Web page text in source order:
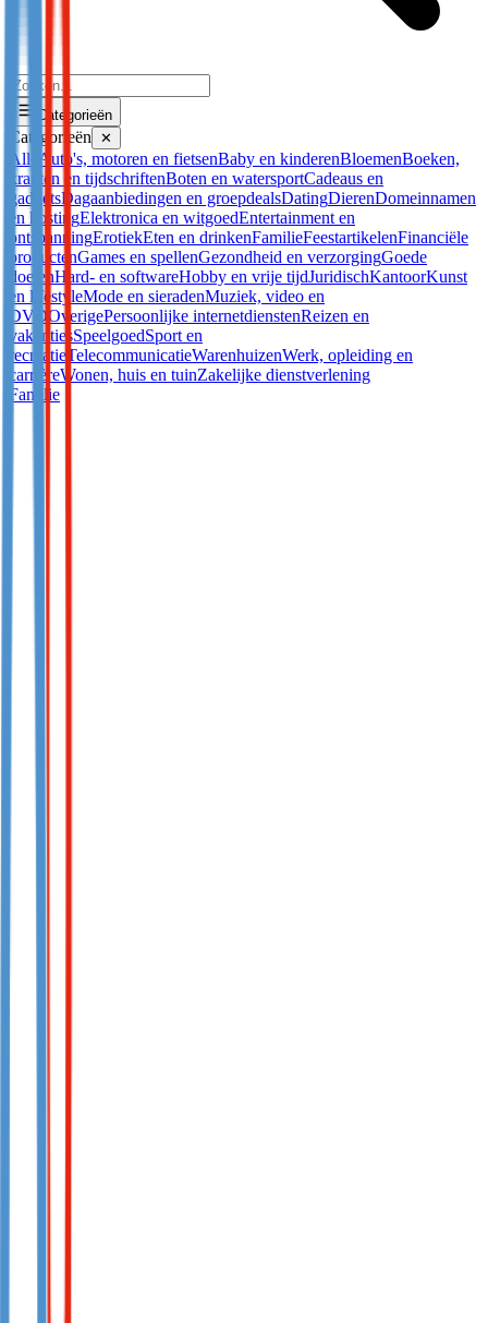
Categorieën
Categorieën ✕
Alle Auto's, motoren en fietsenBaby en kinderenBloemenBoeken,
kranten en tijdschriftenBoten en watersportCadeaus en
gadgetsDagaanbiedingen en groepdealsDatingDierenDomeinnamen
en hostingElektronica en witgoedEntertainment en
ontspanningErotiekEten en drinkenFamilieFeestartikelenFinanciële
productenGames en spellenGezondheid en verzorgingGoede
doelenHard- en softwareHobby en vrije tijdJuridischKantoorKunst
en lifestyleMode en sieradenMuziek, video en
DVD OverigePersoonlijke internetdienstenReizen en
vakantiesSpeelgoedSport en
recreatie TelecommunicatieWarenhuizenWerk, opleiding en
carrièreWonen, huis en tuinZakelijke dienstverlening
Familie